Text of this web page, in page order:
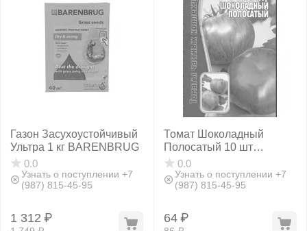
Газон Засухоустойчивый
Ультра 1 кг BARENBRUG
0.0
Узнать о поступлении +7
(987) 815-45-95
1 312 ₽
Томат Шоколадный
Полосатый 10 шт
РЕДКИЕ СЕМЕНА
0.0
Узнать о поступлении +7
(987) 815-45-95
64 ₽